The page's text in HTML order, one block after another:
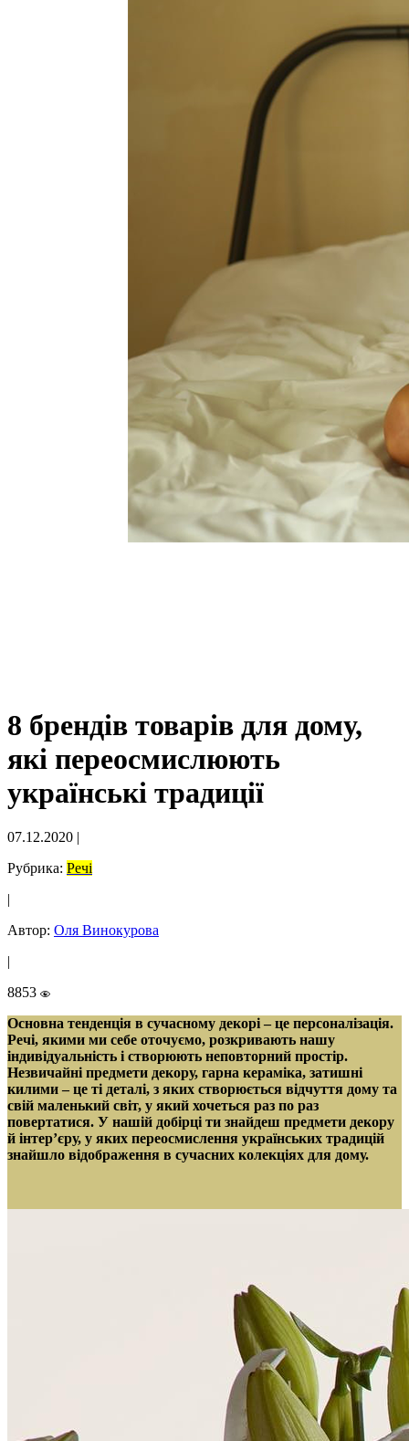
8 брендів товарів для дому,
які переосмислюють
українські традиції
07.12.2020 |
Рубрика: Речі
|
Автор: Оля Винокурова
|
8853
Основна тенденція в сучасному декорі – це персоналізація.
Речі, якими ми себе оточуємо, розкривають нашу
індивідуальність і створюють неповторний простір.
Незвичайні предмети декору, гарна кераміка, затишні
килими – це ті деталі, з яких створюється відчуття дому та
свій маленький світ, у який хочеться раз по раз
повертатися. У нашій добірці ти знайдеш предмети декору
й інтер’єру, у яких переосмислення українських традицій
знайшло відображення в сучасних колекціях для дому.